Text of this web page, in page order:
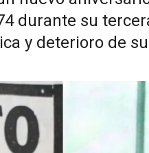
durante su
y deterioro de